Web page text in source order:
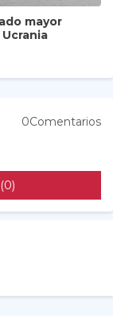
mayor
0Comentarios